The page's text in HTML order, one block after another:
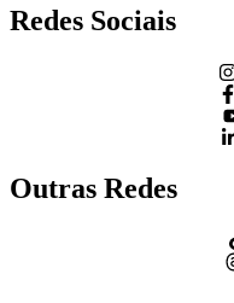
Redes Sociais
Outras Redes